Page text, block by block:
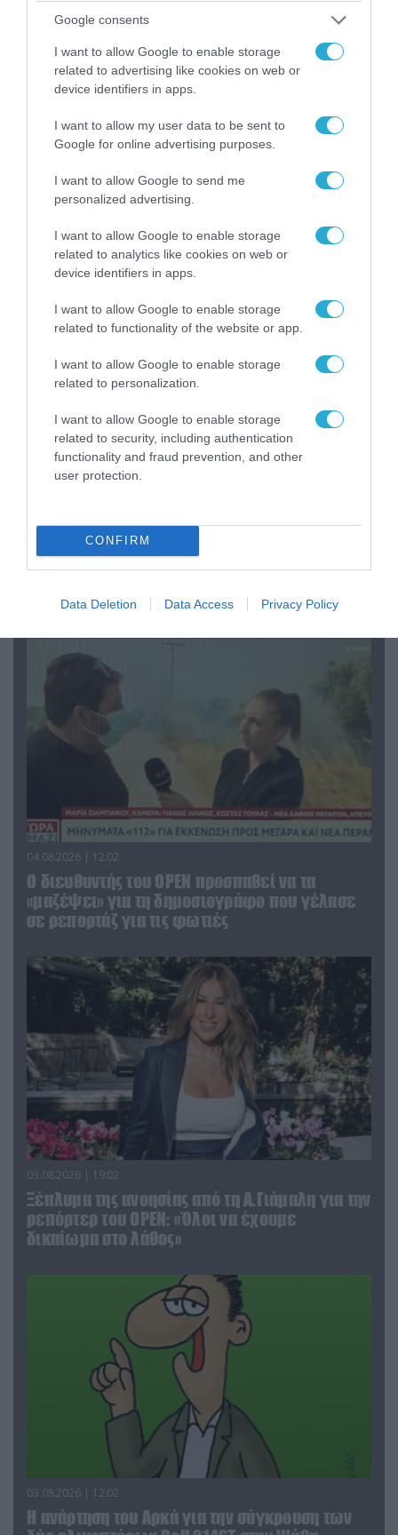
Google consents
I want to allow Google to enable storage
related to advertising like cookies on web or
device identifiers in apps.
I want to allow my user data to be sent to
Google for online advertising purposes.
I want to allow Google to send me
personalized advertising.
I want to allow Google to enable storage
related to analytics like cookies on web or
device identifiers in apps.
I want to allow Google to enable storage
related to functionality of the website or app.
I want to allow Google to enable storage
related to personalization.
I want to allow Google to enable storage
related to security, including authentication
functionality and fraud prevention, and other
user protection.
CONFIRM
Data Deletion Data Access Privacy Policy
04.08.2026 | 15:02
Αυτή την ώρα το τελευταίο «αντίο» στον πρώην
υπουργό Ι.Βαρβιτσιώτη (φωτο)
04.08.2026 | 13:02
Η ανακοίνωση του Πανελλήνιου Σωματείου
που γέλασε στη φωτιά
04.08.2026 | 12:02
O διευθυντής του OPEN προσπαθεί να τα
«μαζέψει» για τη δημοσιογράφο που γέλασε
σε ρεπορτάζ για τις φωτιές
03.08.2026 | 19:02
Ξέπλυμα της ανοησίας από τη Α.Γιάμαλη για την
ρεπόρτερ του ΟΡΕΝ: «Όλοι να έχουμε
δικαίωμα στο λάθος»
03.08.2026 | 12:02
Η ανάρτηση του Αρκά για την σύγκρουση των